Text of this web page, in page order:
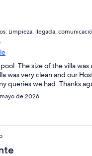
Limpieza, llegada,
The size of the villa was
was very clean and our
queries we had. Thanks
de 2026